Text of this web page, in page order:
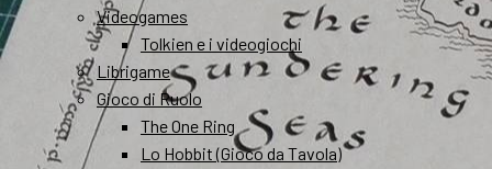
Videogames
Tolkien e i videogiochi
Librigame
Gioco di Ruolo
The One Ring
Lo Hobbit (Gioco da Tavola)